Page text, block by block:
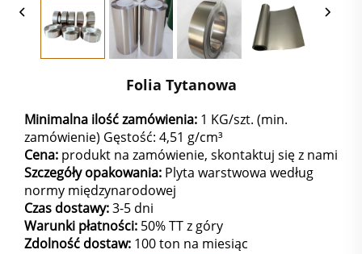
Folia Tytanowa
Minimalna ilość zamówienia: 1 KG/szt. (min.
zamówienie) Gęstość: 4,51 g/cm³
Cena: produkt na zamówienie, skontaktuj się z nami
Szczegóły opakowania: Plyta warstwowa według
normy międzynarodowej
Czas dostawy:3-5 dni
Warunki płatności: 50% TT z góry
Zdolność dostaw: 100 ton na miesiąc